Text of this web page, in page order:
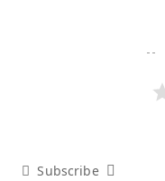
Subscribe